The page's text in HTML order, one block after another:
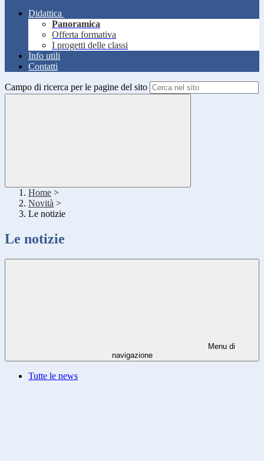
Didattica
Panoramica
Offerta formativa
I progetti delle classi
Info utili
Contatti
Campo di ricerca per le pagine del sito
Home >
Novità >
Le notizie
Le notizie
Menu di
navigazione
Tutte le news